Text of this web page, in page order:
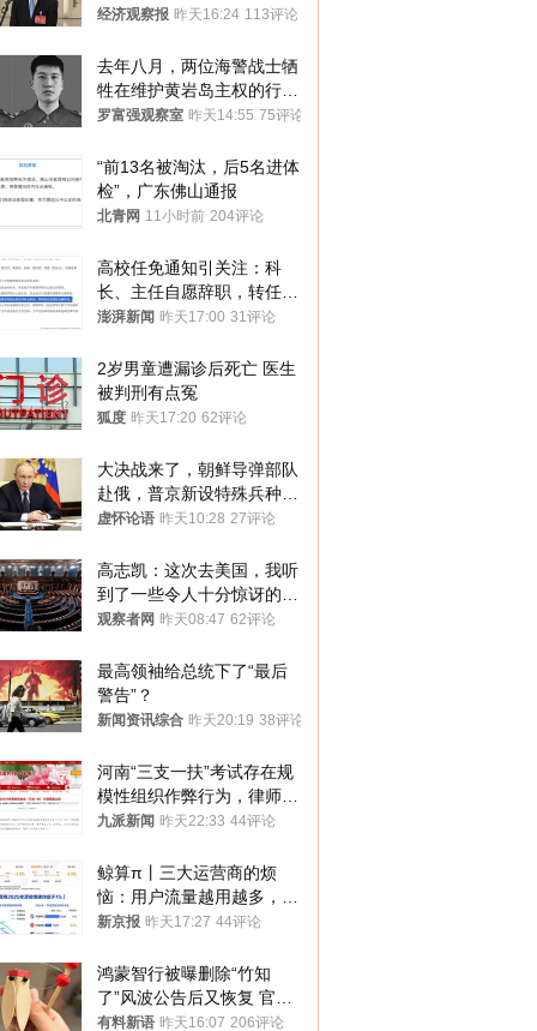
国人大代表
经济观察报 昨天16:24 113评论
去年八月，两位海警战士牺
牲在维护黄岩岛主权的行动
中
罗富强观察室 昨天14:55 75评论
“前13名被淘汰，后5名进体
检”，广东佛山通报
北青网 11小时前 204评论
高校任免通知引关注：科
长、主任自愿辞职，转任思
政辅导员
澎湃新闻 昨天17:00 31评论
2岁男童遭漏诊后死亡 医生
被判刑有点冤
狐度 昨天17:20 62评论
大决战来了，朝鲜导弹部队
赴俄，普京新设特殊兵种，
76岁老将扛旗
虚怀论语 昨天10:28 27评论
高志凯：这次去美国，我听
到了一些令人十分惊讶的消
息
观察者网 昨天08:47 62评论
最高领袖给总统下了“最后
警告”？
新闻资讯综合 昨天20:19 38评论
河南“三支一扶”考试存在规
模性组织作弊行为，律师：
涉嫌非法获取国家秘密罪等
九派新闻 昨天22:33 44评论
鲸算π丨三大运营商的烦
恼：用户流量越用越多，收
入却越来越少
新京报 昨天17:27 44评论
鸿蒙智行被曝删除“竹知
了”风波公告后又恢复 官媒
曾力挺：劝华为要大度的，
有料新语 昨天16:07 206评论